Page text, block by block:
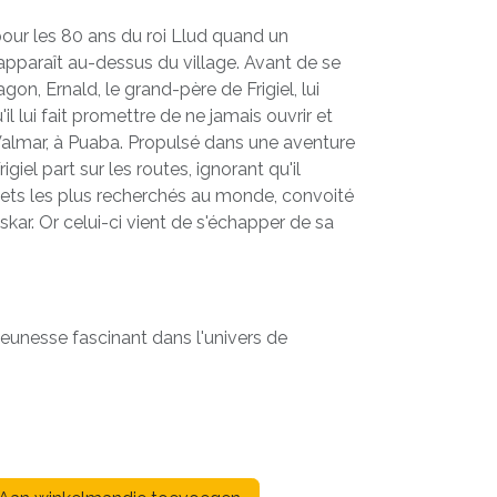
les 80 ans du roi Llud quand un
au-dessus du village. Avant de se
Ernald, le grand-père de Frigiel, lui
lui fait promettre de ne jamais ouvrir et
à Puaba. Propulsé dans une aventure
part sur les routes, ignorant qu'il
les plus recherchés au monde, convoité
Or celui-ci vient de s'échapper de sa
fascinant dans l'univers de